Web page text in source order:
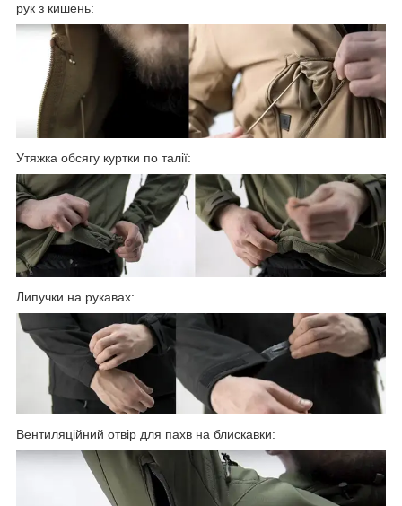
рук з кишень:
Утяжка обсягу куртки по талії:
Липучки на рукавах:
Вентиляційний отвір для пахв на блискавки: